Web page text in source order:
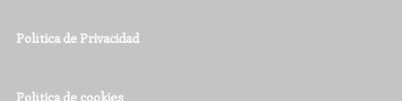
Política de Privacidad
Política de cookies